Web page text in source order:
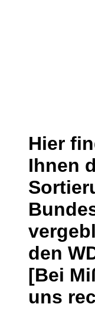
Hier
Ihnen
den
[Bei
uns